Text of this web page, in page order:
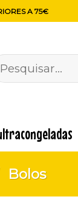
A 75€
Bolos